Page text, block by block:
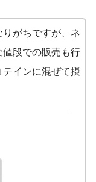
がちですが、ネ
段での販売も行
インに混ぜて摂